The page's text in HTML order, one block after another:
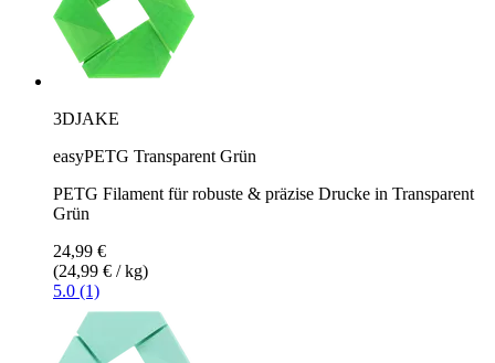
3DJAKE
easyPETG Transparent Grün
PETG Filament für robuste & präzise Drucke in Transparent
Grün
24,99 €
(24,99 € / kg)
5.0 (1)